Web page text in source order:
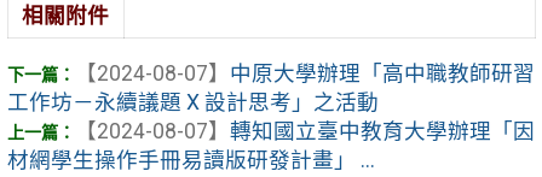
相關附件
【2024-08-07】 中原大學辦理「高中職教師研習
工作坊－永續議題 X 設計思考」之活動
【2024-08-07】 轉知國立臺中教育大學辦理「因
材網學生操作手冊易讀版研發計畫」 ...